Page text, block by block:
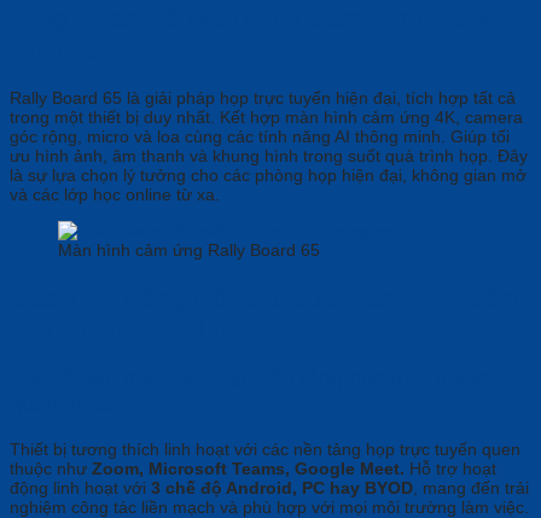
Rally Board 65 là giải pháp họp trực tuyến hiện đại, tích hợp tất cả
trong một thiết bị duy nhất. Kết hợp màn hình cảm ứng 4K, camera
góc rộng, micro và loa cùng các tính năng AI thông minh. Giúp tối
ưu hình ảnh, âm thanh và khung hình trong suốt quá trình họp. Đây
là sự lựa chọn lý tưởng cho các phòng họp hiện đại, không gian mở
và các lớp học online từ xa.
Màn hình cảm ứng Rally Board 65
Thiết bị tương thích linh hoạt với các nền tảng họp trực tuyến quen
thuộc như Zoom, Microsoft Teams, Google Meet. Hỗ trợ hoạt
động linh hoạt với 3 chế độ Android, PC hay BYOD , mang đến trải
nghiệm công tác liền mạch và phù hợp với mọi môi trường làm việc.